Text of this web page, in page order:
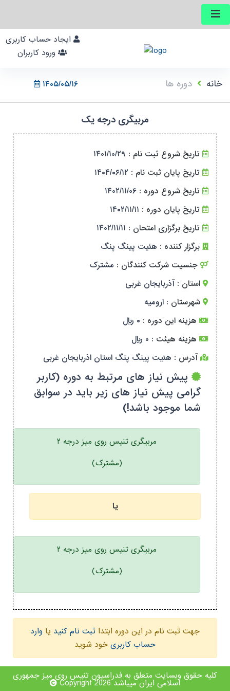
۱۴۰۵/۰۵/۱۶ خانه دوره ها
مربیگری درجه یک
تاریخ شروع ثبت نام : ۱۴۰۱/۱۰/۲۹
تاریخ پایان ثبت نام : ۱۴۰۴/۰۶/۱۲
تاریخ شروع دوره : ۱۴۰۲/۱۱/۰۶
تاریخ پایان دوره : ۱۴۰۲/۱۱/۱۱
تاریخ برگزاری امتحان : ۱۴۰۲/۱۱/۱۱
برگزار کننده : هئیت پینگ پنگ
جنسیت شرکت کنندگان : مشترک
استان : آذربایجان غربی
شهرستان : ارومیه
هزینه این دوره : ۰ ریال
هزینه هیئت : ۰ ریال
آدرس : هئیت پینگ پنگ استان اذربایجان غربی
پیش نیاز های مرتبط به دوره (کاربر
گرامی پیش نیاز های زیر باید در سوابق
شما موجود باشد!)
مربیگری تنیس روی میز درجه ۲
(مشترک)
یا
مربیگری تنیس روی میز درجه ۲
(مشترک)
جهت ثبت نام در این دوره ابتدا ثبت نام کنید یا وارد
حساب کاربری خود شوید
کلیه حقوق وبسایت متعلق به فدراسیون تنیس روی میز جمهوری
اسلامی ایران میباشد Copyright 2026